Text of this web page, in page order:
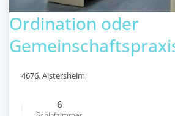
Ordination oder
4676,Aistersheim
6